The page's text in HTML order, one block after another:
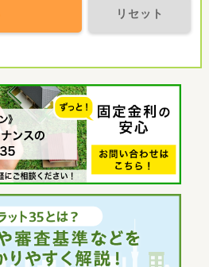
リセット